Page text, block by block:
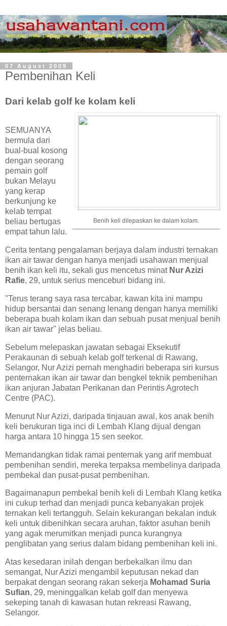
07 August 2009
Pembenihan Keli
Dari kelab golf ke kolam keli
Benih keli dilepaskan ke dalam kolam.
SEMUANYA
bermula dari
bual-bual kosong
dengan seorang
pemain golf
bukan Melayu
yang kerap
berkunjung ke
kelab tempat
beliau bertugas
empat tahun lalu.
Cerita tentang pengalaman berjaya dalam industri ternakan
ikan air tawar dengan hanya menjadi usahawan menjual
benih ikan keli itu, sekali gus mencetus minat Nur Azizi
Rafie, 29, untuk serius menceburi bidang ini.
''Terus terang saya rasa tercabar, kawan kita ini mampu
hidup bersantai dan senang lenang dengan hanya memiliki
beberapa buah kolam ikan dan sebuah pusat menjual benih
ikan air tawar" jelas beliau.
Sebelum melepaskan jawatan sebagai Eksekutif
Perakaunan di sebuah kelab golf terkenal di Rawang,
Selangor, Nur Azizi pernah menghadiri beberapa siri kursus
penternakan ikan air tawar dan bengkel teknik pembenihan
ikan anjuran Jabatan Perikanan dan Perintis Agrotech
Centre (PAC).
Menurut Nur Azizi, daripada tinjauan awal, kos anak benih
keli berukuran tiga inci di Lembah Klang dijual dengan
harga antara 10 hingga 15 sen seekor.
Memandangkan tidak ramai penternak yang arif membuat
pembenihan sendiri, mereka terpaksa membelinya daripada
pembekal dan pusat-pusat pembenihan.
Bagaimanapun pembekal benih keli di Lembah Klang ketika
ini cukup terhad dan menjadi punca kebanyakan projek
ternakan keli tertangguh. Selain kekurangan bekalan induk
keli untuk dibenihkan secara aruhan, faktor asuhan benih
yang agak merumitkan menjadi punca kurangnya
penglibatan yang serius dalam bidang pembenihan keli ini.
Atas kesedaran inilah dengan berbekalkan ilmu dan
semangat, Nur Azizi mengambil keputusan nekad dan
berpakat dengan seorang rakan sekerja Mohamad Suria
Sufian, 29, meninggalkan kelab golf dan menyewa
sekeping tanah di kawasan hutan rekreasi Rawang,
Selangor.